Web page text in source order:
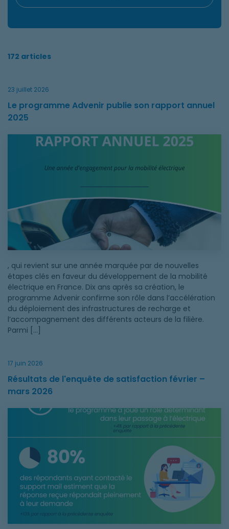
172 articles
23 juillet 2026
Le programme Advenir publie son rapport annuel
2025
Le programme Advenir publie son rapport annuel 2025
, qui revient sur une année marquée par de nouvelles
étapes clés en faveur du développement de la mobilité
électrique en France. Dix ans après sa création, le
programme Advenir confirme son rôle dans l’accélération
du déploiement des infrastructures de recharge et
l’accompagnement des différents acteurs de la filière.
Parmi […]
17 juin 2026
Résultats de l'enquête de satisfaction février –
mars 2026
Résultats de l'enquête de satisfaction février – mars 2026